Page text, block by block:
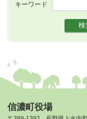
キーワード
信濃町役場